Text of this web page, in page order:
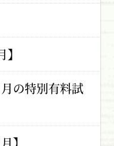
の特別有料試
】